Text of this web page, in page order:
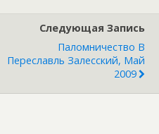
Следующая Запись
Паломничество В
Переславль Залесский, Май
2009